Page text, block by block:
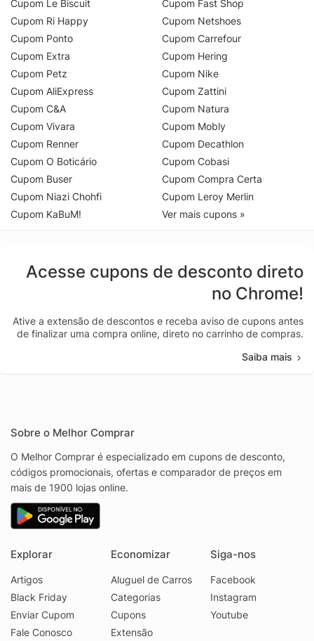
Cupom Le Biscuit
Cupom Ri Happy
Cupom Ponto
Cupom Extra
Cupom Petz
Cupom AliExpress
Cupom C&A
Cupom Vivara
Cupom Renner
Cupom O Boticário
Cupom Buser
Cupom Niazi Chohfi
Cupom KaBuM!
Cupom Fast Shop
Cupom Netshoes
Cupom Carrefour
Cupom Hering
Cupom Nike
Cupom Zattini
Cupom Natura
Cupom Mobly
Cupom Decathlon
Cupom Cobasi
Cupom Compra Certa
Cupom Leroy Merlin
Ver mais cupons »
Acesse cupons de desconto direto
no Chrome!
Ative a extensão de descontos e receba aviso de cupons antes
de finalizar uma compra online, direto no carrinho de compras.
Saiba mais
Sobre o Melhor Comprar
O Melhor Comprar é especializado em cupons de desconto,
códigos promocionais, ofertas e comparador de preços em
mais de 1900 lojas online.
Explorar
Artigos
Black Friday
Enviar Cupom
Fale Conosco
Economizar
Aluguel de Carros
Categorias
Cupons
Extensão
Siga-nos
Facebook
Instagram
Youtube